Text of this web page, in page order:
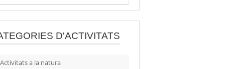
D'ACTIVITATS
Activitats a la natura